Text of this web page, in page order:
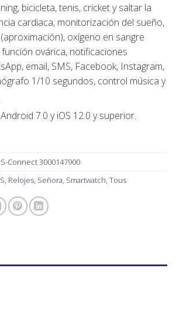
bicicleta, tenis, cricket y saltar la
cardiaca, monitorización del sueño,
oxígeno en sangre
ovárica, notificaciones
email, SMS, Facebook, Instagram,
1/10 segundos, control música y
Android 7.0 y iOS 12.0 y superior.
Connect 3000147900
, Relojes, Señora, Smartwatch, Tous